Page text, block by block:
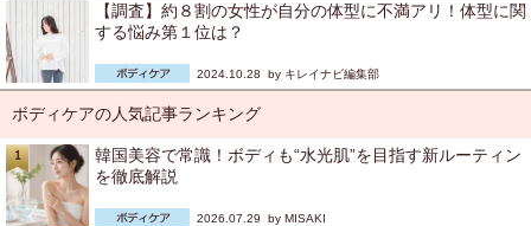
【調査】約８割の女性が自分の体型に不満アリ！体型に関
する悩み第１位は？
2024.10.28 by キレイナビ編集部
ボディケアの人気記事ランキング
韓国美容で常識！ボディも“水光肌”を目指す新ルーティン
を徹底解説
2026.07.29 by MISAKI